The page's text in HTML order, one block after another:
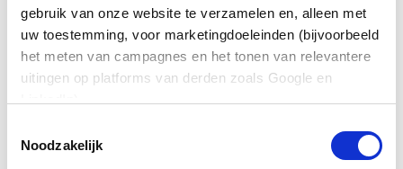
gebruik van onze website te verzamelen en, alleen met
uw toestemming, voor marketingdoeleinden (bijvoorbeeld
het meten van campagnes en het tonen van relevantere
uitingen op platforms van derden zoals Google en
Noodzakelijk
Een enkele zwakke schakel, onveilige laptop,
onopgemerkte phishingmail of een slecht
wachtwoord kan al genoeg zijn om een heel bedrijf
plat te leggen.
of afdeling, maar een gezamenlijke
verantwoordelijkheid. IT-verantwoordelijken moeten